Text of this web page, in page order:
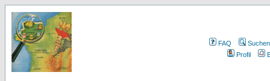
FAQ
Suchen
Profil